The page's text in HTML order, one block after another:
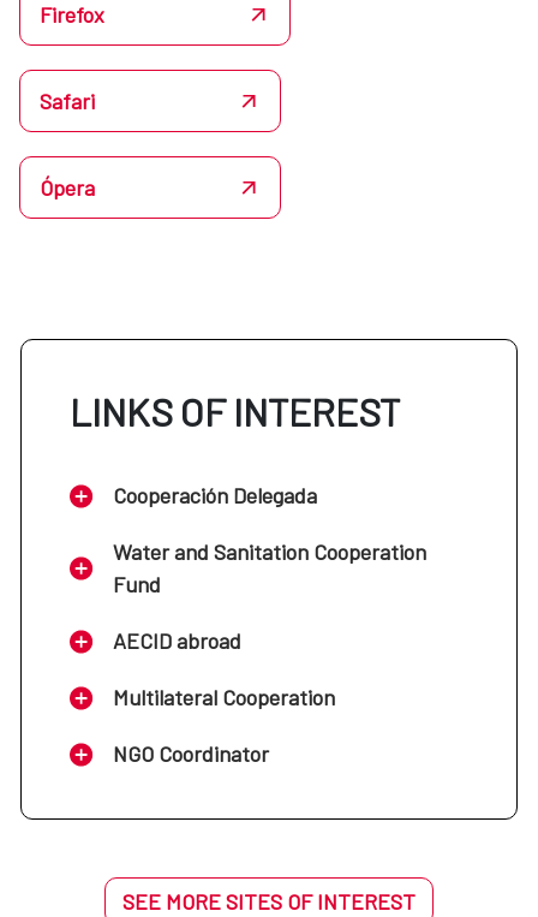
Firefox
Safari
Ópera
LINKS OF INTEREST
Cooperación Delegada
Water and Sanitation Cooperation
Fund
AECID abroad
Multilateral Cooperation
NGO Coordinator
SEE MORE SITES OF INTEREST